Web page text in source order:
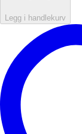
Legg i handlekurv